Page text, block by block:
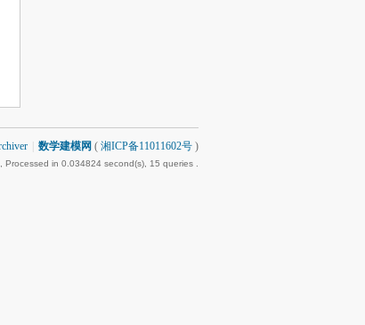
数学建模网 ( 湘ICP备11011602号 )
, Processed in 0.034824 second(s), 15 queries .